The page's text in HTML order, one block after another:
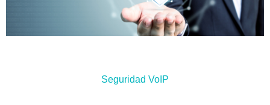
Seguridad VoIP